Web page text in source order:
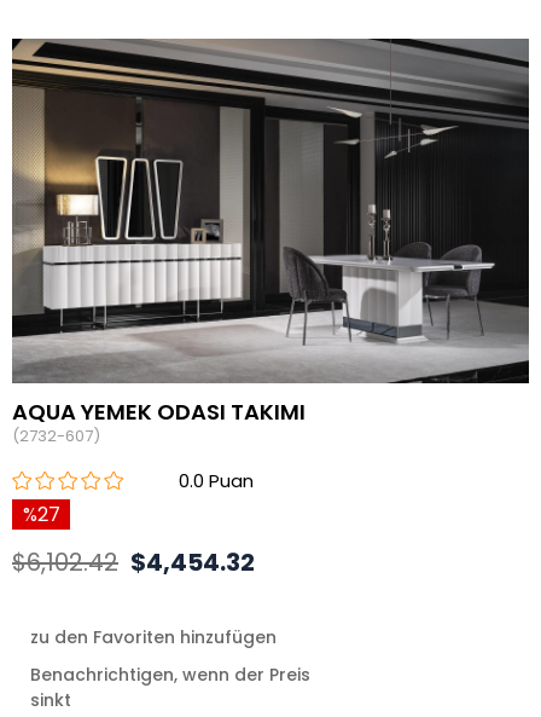
AQUA YEMEK ODASI TAKIMI
(2732-607)
0.0
27
$6,102.42 $4,454.32
zu den Favoriten hinzufügen
Benachrichtigen, wenn der Preis
sinkt